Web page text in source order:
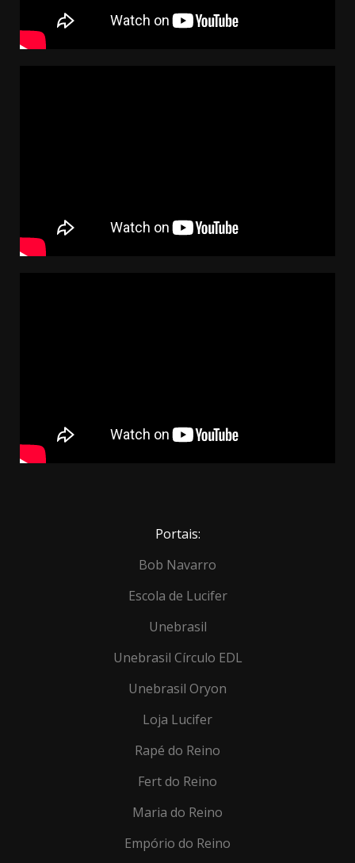
Portais:
Bob Navarro
Escola de Lucifer
Unebrasil
Unebrasil Círculo EDL
Unebrasil Oryon
Loja Lucifer
Rapé do Reino
Fert do Reino
Maria do Reino
Empório do Reino